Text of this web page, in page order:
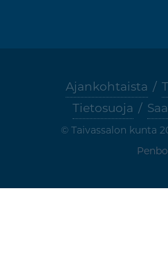
Ajankohtaista /
Tietosuoja /
© Taivassalon kunta